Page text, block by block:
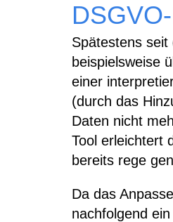
Spätestens
beispielsweise
einer
(durch das
Daten nicht
Tool erleichtert
bereits rege
Da das
nachfolgend